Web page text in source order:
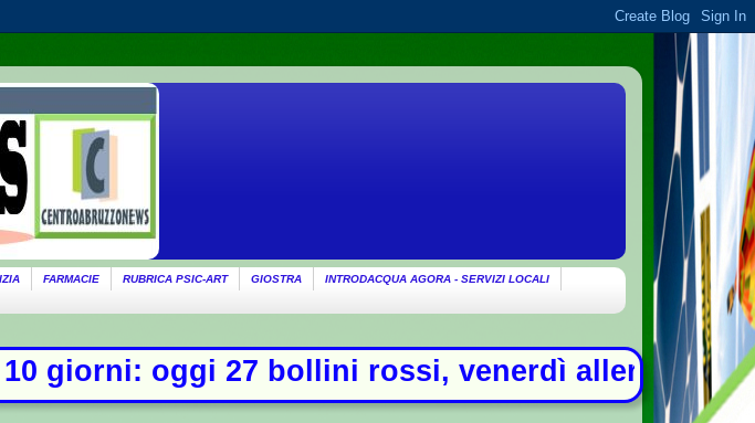
FARMACIE RUBRICA PSIC-ART GIOSTRA
INTRODACQUA AGORA - SERVIZI LOCALI
rossi, venerdì allerta in 21 città - Addio a